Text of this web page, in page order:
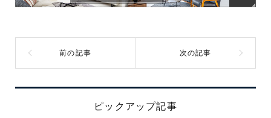
ピックアップ記事